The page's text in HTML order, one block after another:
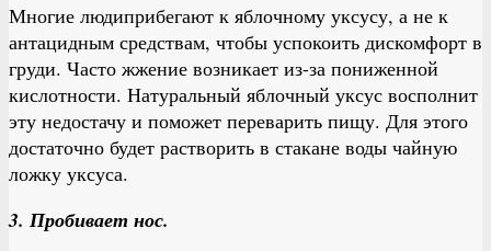
Многие людиприбегают к яблочному уксусу, а не к
антацидным средствам, чтобы успокоить дискомфорт в
груди. Часто жжение возникает из-за пониженной
кислотности. Натуральный яблочный уксус восполнит
эту недостачу и поможет переварить пищу. Для этого
достаточно будет растворить в стакане воды чайную
ложку уксуса.
3. Пробивает нос.